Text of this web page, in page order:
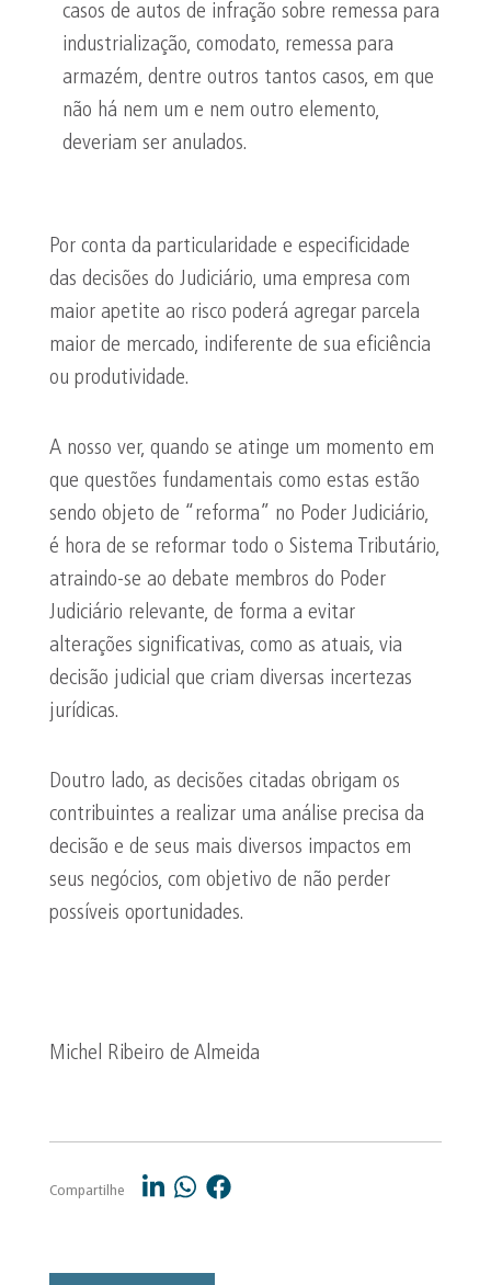
casos de autos de infração sobre remessa para
industrialização, comodato, remessa para
armazém, dentre outros tantos casos, em que
não há nem um e nem outro elemento,
deveriam ser anulados.
Por conta da particularidade e especificidade
das decisões do Judiciário, uma empresa com
maior apetite ao risco poderá agregar parcela
maior de mercado, indiferente de sua eficiência
ou produtividade.
A nosso ver, quando se atinge um momento em
que questões fundamentais como estas estão
sendo objeto de “reforma” no Poder Judiciário,
é hora de se reformar todo o Sistema Tributário,
atraindo-se ao debate membros do Poder
Judiciário relevante, de forma a evitar
alterações significativas, como as atuais, via
decisão judicial que criam diversas incertezas
jurídicas.
Doutro lado, as decisões citadas obrigam os
contribuintes a realizar uma análise precisa da
decisão e de seus mais diversos impactos em
seus negócios, com objetivo de não perder
possíveis oportunidades.
Michel Ribeiro de Almeida
Compartilhe